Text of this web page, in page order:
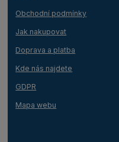
Obchodní podmínky
Jak nakupovat
Doprava a platba
Kde nás najdete
GDPR
Mapa webu